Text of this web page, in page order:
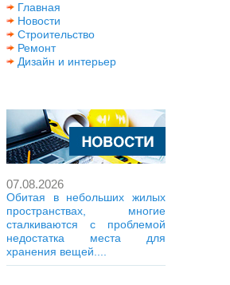
Главная
Новости
Строительство
Ремонт
Дизайн и интерьер
07.08.2026
Обитая в небольших жилых
пространствах, многие
сталкиваются с проблемой
недостатка места для
хранения вещей....